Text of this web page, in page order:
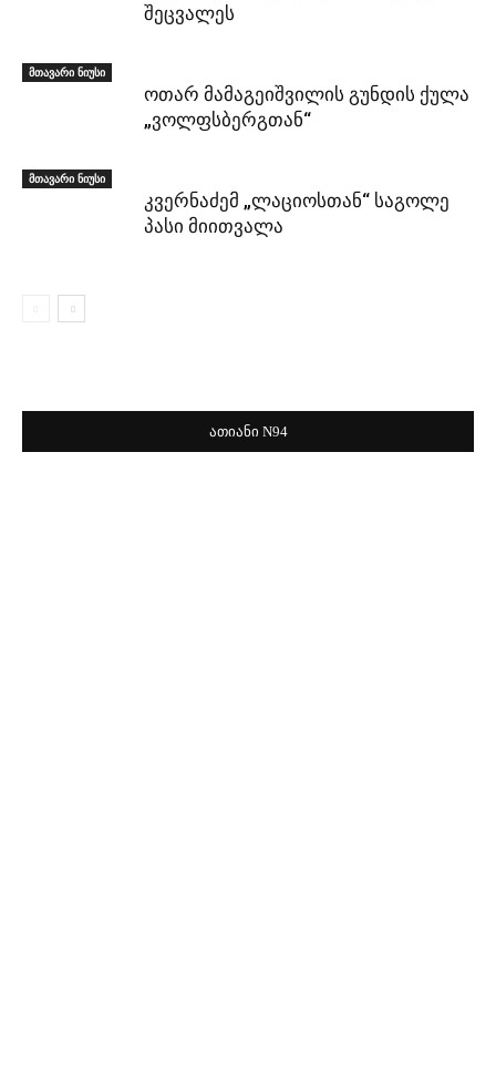
შეცვალეს
მთავარი ნიუსი
ოთარ მამაგეიშვილის გუნდის ქულა
„ვოლფსბერგთან“
მთავარი ნიუსი
კვერნაძემ „ლაციოსთან“ საგოლე
პასი მიითვალა
ათიანი N94